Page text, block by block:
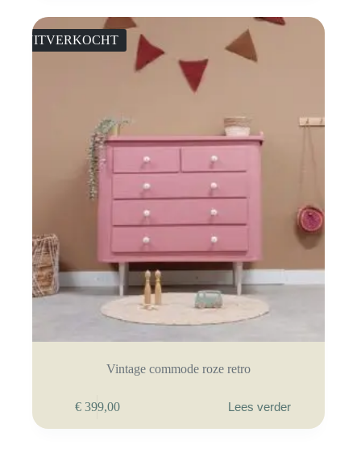
UITVERKOCHT
Vintage commode roze retro
€399,00 Lees verder